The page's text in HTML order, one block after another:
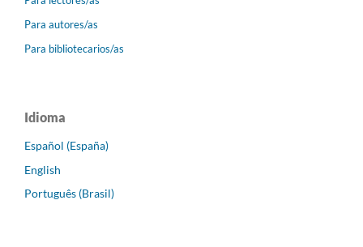
Para autores/as
Para bibliotecarios/as
Idioma
Español (España)
English
Português (Brasil)